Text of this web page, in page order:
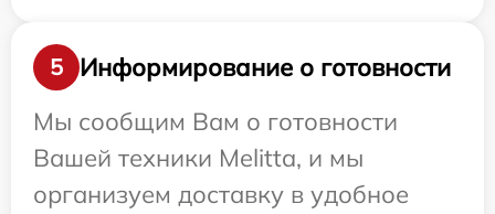
5
Информирование о готовности
Мы сообщим Вам о готовности
Вашей техники Melitta, и мы
организуем доставку в удобное